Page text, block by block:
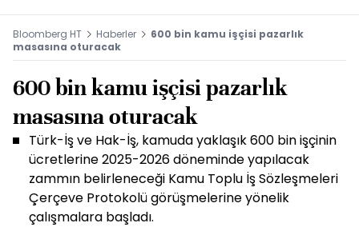
Bloomberg HT Haberler
600 bin kamu işçisi pazarlık
masasına oturacak
600 bin kamu işçisi pazarlık
masasına oturacak
Türk-İş ve Hak-İş, kamuda yaklaşık 600 bin işçinin
ücretlerine 2025-2026 döneminde yapılacak
zammın belirleneceği Kamu Toplu İş Sözleşmeleri
Çerçeve Protokolü görüşmelerine yönelik
çalışmalara başladı.